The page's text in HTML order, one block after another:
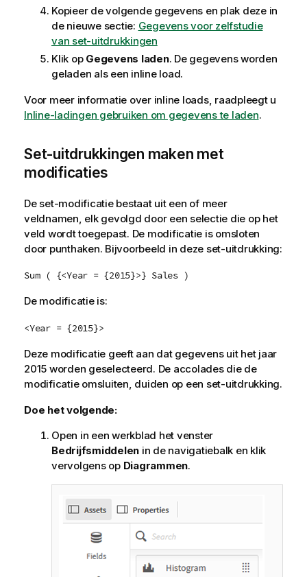
Kopieer de volgende gegevens en plak deze in
de nieuwe sectie: Gegevens voor zelfstudie
van set-uitdrukkingen
Klik op Gegevens laden. De gegevens worden
geladen als een inline load.
Voor meer informatie over inline loads, raadpleegt u
Inline-ladingen gebruiken om gegevens te laden.
Set-uitdrukkingen maken met
modificaties
De set-modificatie bestaat uit een of meer
veldnamen, elk gevolgd door een selectie die op het
veld wordt toegepast. De modificatie is omsloten
door punthaken. Bijvoorbeeld in deze set-uitdrukking:
Sum ( {<Year = {2015}>} Sales )
De modificatie is:
<Year = {2015}>
Deze modificatie geeft aan dat gegevens uit het jaar
2015 worden geselecteerd. De accolades die de
modificatie omsluiten, duiden op een set-uitdrukking.
Doe het volgende:
Open in een werkblad het venster
Bedrijfsmiddelen in de navigatiebalk en klik
vervolgens op Diagrammen.